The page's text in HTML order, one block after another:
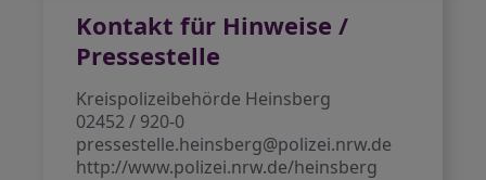
Kontakt für Hinweise /
Pressestelle
Kreispolizeibehörde Heinsberg
02452 / 920-0
pressestelle.heinsberg@polizei.nrw.de
http://www.polizei.nrw.de/heinsberg